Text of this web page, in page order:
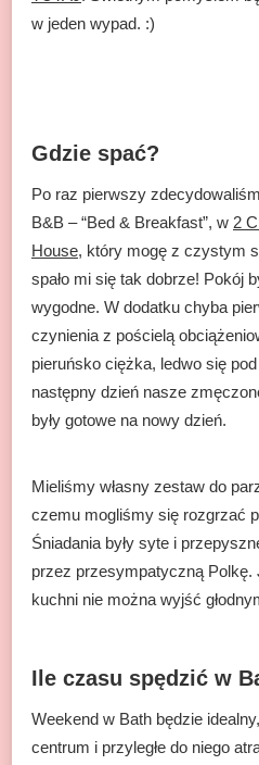
w jeden wypad. :)
Gdzie spać?
Po raz pierwszy
B&B – “Bed & Breakfast”, w 2
House, który mogę z czystym
spało mi się tak dobrze! Pokój
wygodne. W dodatku chyba
czynienia z pościelą
pieruńsko ciężka, ledwo się
następny dzień nasze
były gotowe na nowy dzień.
Mieliśmy własny zestaw do
czemu mogliśmy się rozgrzać
Śniadania były syte i
przez przesympatyczną Polkę.
kuchni nie można wyjść
Ile czasu spędzić w
Weekend w Bath będzie
centrum i przyległe do niego